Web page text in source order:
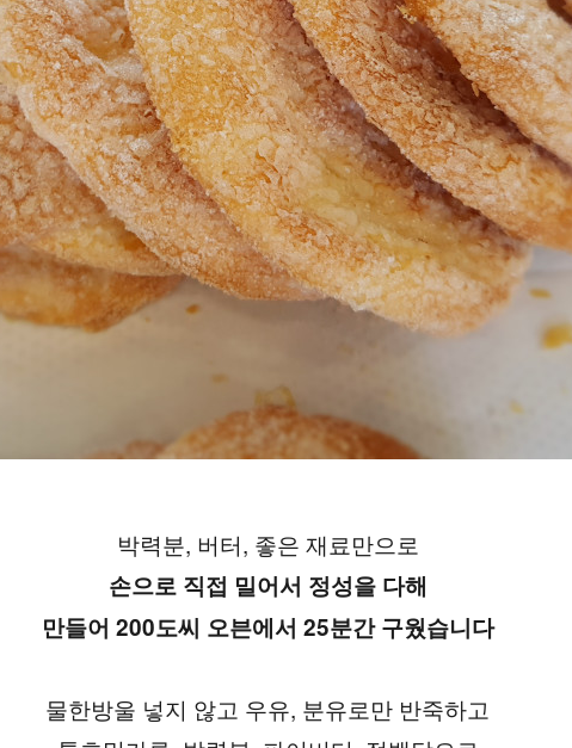
박력분, 버터, 좋은 재료만으로
손으로 직접 밀어서 정성을 다해
만들어 200도씨 오븐에서 25분간 구웠습니다
물한방울 넣지 않고 우유, 분유로만 반죽하고